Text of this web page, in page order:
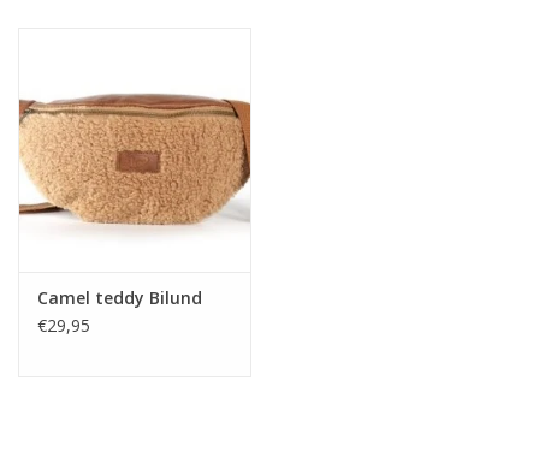
Home deco
SALE
Camel teddy Bilund
€29,95